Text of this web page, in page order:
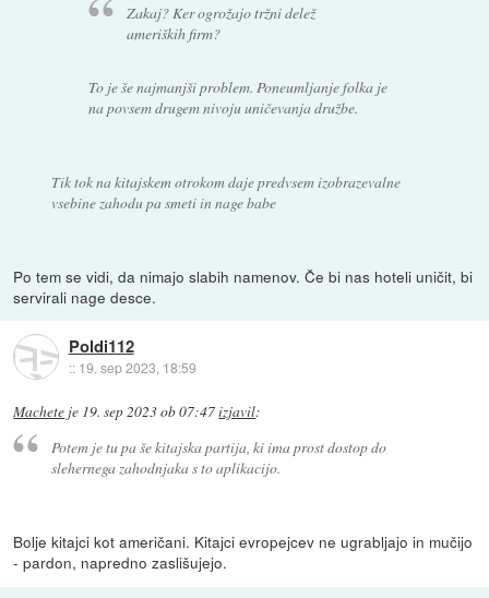
Zakaj? Ker ogrožajo tržni delež
ameriških firm?
To je še najmanjši problem. Poneumljanje folka je
na povsem drugem nivoju uničevanja družbe.
Tik tok na kitajskem otrokom daje predvsem izobrazevalne
vsebine zahodu pa smeti in nage babe
Po tem se vidi, da nimajo slabih namenov. Če bi nas hoteli uničit, bi
servirali nage desce.
Poldi112
:: 19. sep 2023, 18:59
Machete je 19. sep 2023 ob 07:47izjavil:
Potem je tu pa še kitajska partija, ki ima prost dostop do
slehernega zahodnjaka s to aplikacijo.
Bolje kitajci kot američani. Kitajci evropejcev ne ugrabljajo in mučijo
- pardon, napredno zaslišujejo.